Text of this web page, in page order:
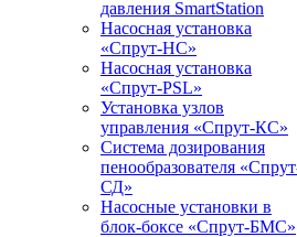
давления SmartStation
Насосная установка
«Спрут-НС»
Насосная установка
«Спрут-PSL»
Установка узлов
управления «Спрут-КС»
Система дозирования
пенообразователя
СД»
Насосные установки в
блок-боксе «Спрут-БМС»